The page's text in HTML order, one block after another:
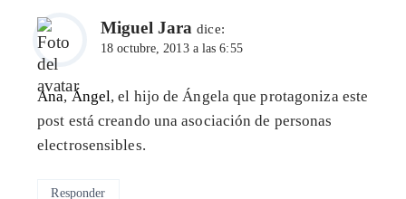
Miguel Jara dice:
18 octubre, 2013 a las 6:55
Ana,Ángel, el hijo de Ángela que protagoniza este
post está creando una asociación de personas
electrosensibles.
Responder